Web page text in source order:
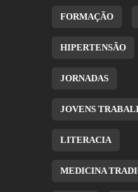
FORMAÇÃO
HIPERTENSÃO
JORNADAS
JOVENS
LITERACIA
MEDICINA